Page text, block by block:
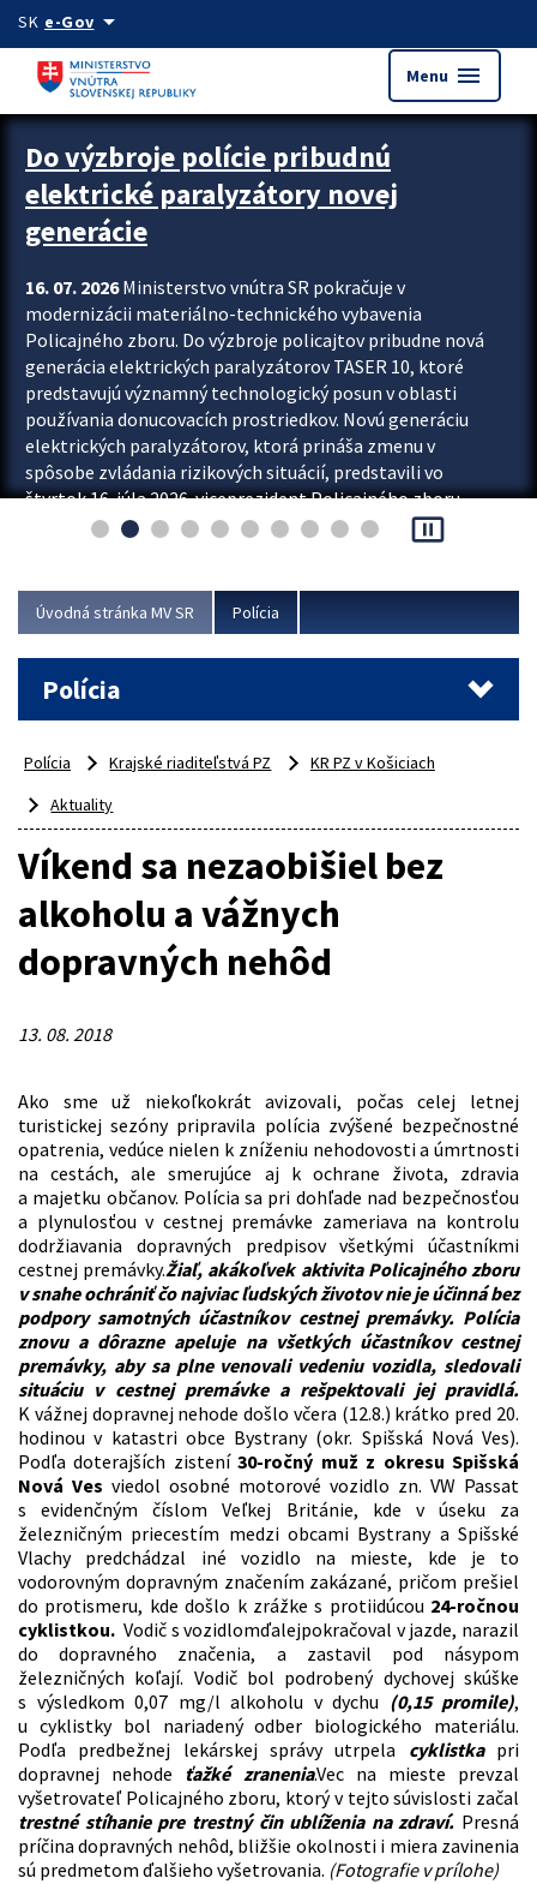
Preskocit na hlavný obsah
SK e-Govarrow_drop_down
Menu menu
Zastavit automatický posun upútavok
Do výzbroje polície pribudnú
elektrické paralyzátory novej
generácie
16. 07. 2026Ministerstvo vnútra SR pokračuje v
modernizácii materiálno-technického vybavenia
Policajného zboru. Do výzbroje policajtov pribudne nová
generácia elektrických paralyzátorov TASER 10, ktoré
predstavujú významný technologický posun v oblasti
používania donucovacích prostriedkov. Novú generáciu
elektrických paralyzátorov, ktorá prináša zmenu v
spôsobe zvládania rizikových situácií, predstavili vo
štvrtok 16. júla 2026 viceprezident Policajného zboru
Rastislav Polakovič a riaditeľ odboru výcviku...
pause_presentation
Úvodná stránka MV SR Polícia
Polícia
Polícia Krajské riaditeľstvá PZ
KR PZ v Košiciach
Aktuality
Víkend sa nezaobišiel bez
alkoholu a vážnych
dopravných nehôd
13. 08. 2018
Ako sme už niekoľkokrát avizovali, počas celej letnej
turistickej sezóny pripravila polícia zvýšené bezpečnostné
opatrenia, vedúce nielen k zníženiu nehodovosti a úmrtnosti
na cestách, ale smerujúce aj k ochrane života, zdravia
a majetku občanov. Polícia sa pri dohľade nad bezpečnosťou
a plynulosťou v cestnej premávke zameriava na kontrolu
dodržiavania dopravných predpisov všetkými účastníkmi
cestnej premávky.Žiaľ, akákoľvek aktivita Policajného zboru
v snahe ochrániť čo najviac ľudských životov nie je účinná bez
podpory samotných účastníkov cestnej premávky. Polícia
znovu a dôrazne apeluje na všetkých účastníkov cestnej
premávky, aby sa plne venovali vedeniu vozidla, sledovali
situáciu v cestnej premávke a rešpektovali jej pravidlá.
K vážnej dopravnej nehode došlo včera (12.8.) krátko pred 20.
hodinou v katastri obce Bystrany (okr. Spišská Nová Ves).
Podľa doterajších zistení30-ročný muž z okresu Spišská
Nová Ves viedol osobné motorové vozidlo zn. VW Passat
s evidenčným číslom Veľkej Británie, kde v úseku za
železničným priecestím medzi obcami Bystrany a Spišské
Vlachy predchádzal iné vozidlo na mieste, kde je to
vodorovným dopravným značením zakázané, pričom prešiel
do protismeru, kde došlo k zrážke s protiidúcou 24-ročnou
cyklistkou.Vodič s vozidlomďalejpokračoval v jazde, narazil
do dopravného značenia, a zastavil pod násypom
železničných koľají. Vodič bol podrobený dychovej skúške
s výsledkom 0,07 mg/l alkoholu v dychu (0,15 promile),
u cyklistky bol nariadený odber biologického materiálu.
Podľa predbežnej lekárskej správy utrpela cyklistkapri
dopravnej nehode ťažké zranenia.Vec na mieste prevzal
vyšetrovateľ Policajného zboru, ktorý v tejto súvislosti začal
trestné stíhanie pre trestný čin ublíženia na zdraví. Presná
príčina dopravných nehôd, bližšie okolnosti i miera zavinenia
sú predmetom ďalšieho vyšetrovania. (Fotografie v prílohe)